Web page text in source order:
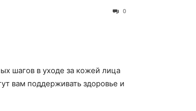
0
шагов в уходе за кожей лица
вам поддерживать здоровье и